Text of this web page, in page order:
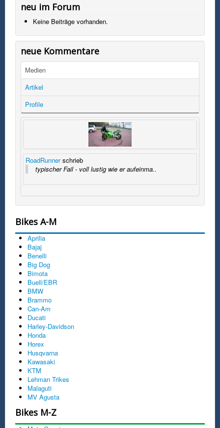
neu im Forum
Keine Beiträge vorhanden.
neue Kommentare
Medien
Artikel
Profile
RoadRunnerschrieb
typischer Fail - voll lustig wie er aufeinma..
Bikes A-M
Aprilia
Bajaj
Benelli
Big Dog
Bimota
Buell/EBR
BMW
Brammo
Can-Am
Ducati
Harley-Davidson
Honda
Horex
Husqvarna
Kawasaki
KTM
Lehman Trikes
Malaguti
MV Agusta
Bikes M-Z